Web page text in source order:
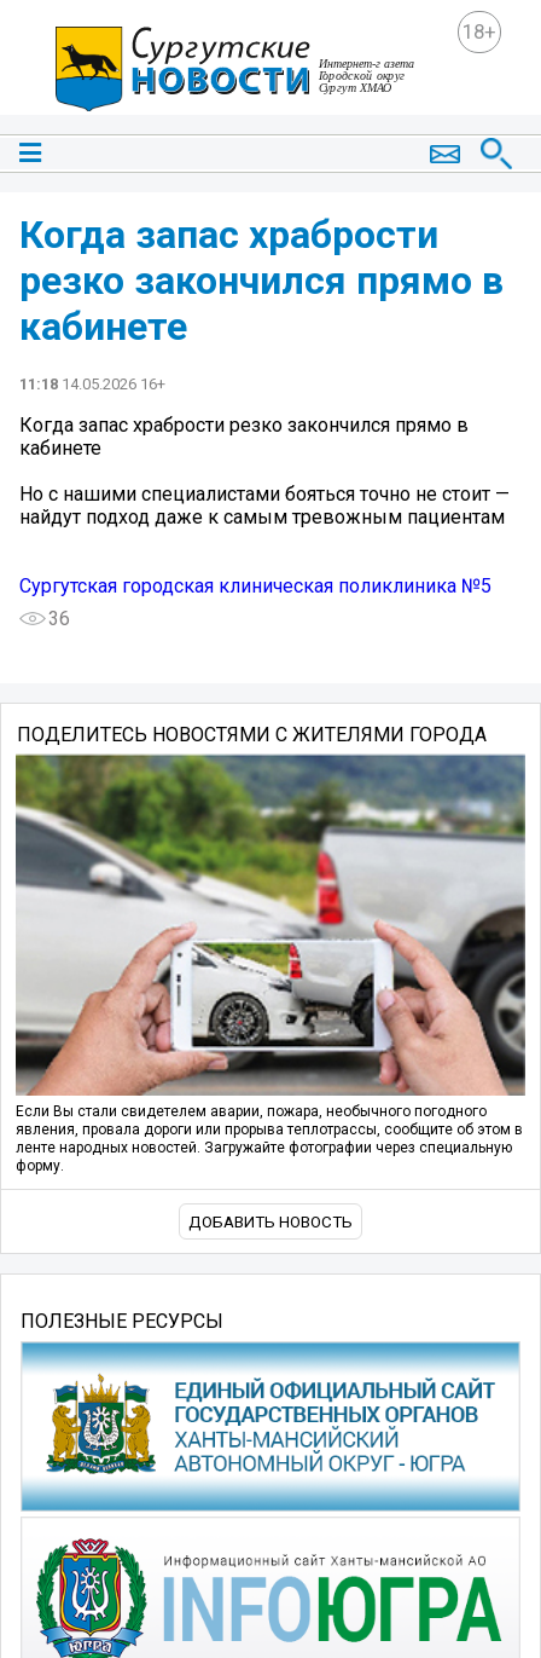
18+
Когда запас храбрости
резко закончился прямо в
кабинете
11:18 14.05.2026 16+
Когда запас храбрости резко закончился прямо в
кабинете
Но с нашими специалистами бояться точно не стоит —
найдут подход даже к самым тревожным пациентам
Сургутская городская клиническая поликлиника №5
36
ПОДЕЛИТЕСЬ НОВОСТЯМИ С ЖИТЕЛЯМИ ГОРОДА
Если Вы стали свидетелем аварии, пожара, необычного погодного
явления, провала дороги или прорыва теплотрассы, сообщите об этом в
ленте народных новостей. Загружайте фотографии через специальную
форму.
ДОБАВИТЬ НОВОСТЬ
ПОЛЕЗНЫЕ РЕСУРСЫ